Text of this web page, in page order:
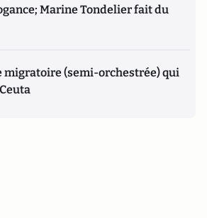
Marine Tondelier fait du
migratoire (semi-orchestrée) qui